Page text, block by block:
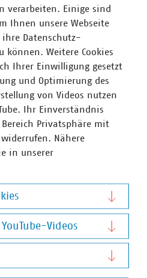
verarbeiten. Einige sind
Ihnen unsere Webseite
Datenschutz-
können. Weitere Cookies
Ihrer Einwilligung gesetzt
und Optimierung des
von Videos nutzen
Ihr Einverständnis
Privatsphäre mit
Nähere
in unserer
Videos
Videos